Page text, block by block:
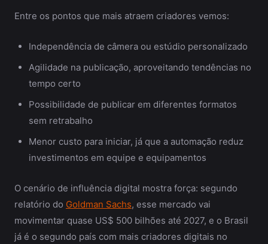
Entre os pontos que mais atraem criadores vemos:
Independência de câmera ou estúdio personalizado
Agilidade na publicação, aproveitando tendências no
tempo certo
Possibilidade de publicar em diferentes formatos
sem retrabalho
Menor custo para iniciar, já que a automação reduz
investimentos em equipe e equipamentos
O cenário de influência digital mostra força: segundo
relatório do Goldman Sachs, esse mercado vai
movimentar quase US$ 500 bilhões até 2027, e o Brasil
já é o segundo país com mais criadores digitais no